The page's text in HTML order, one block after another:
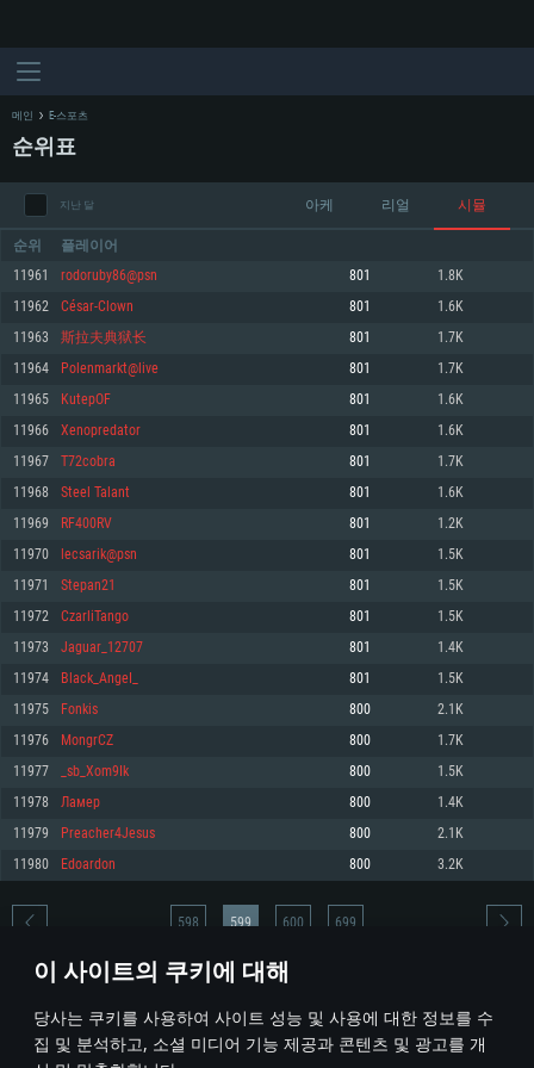
이 사이트의 쿠키에 대해
당사는 쿠키를 사용하여 사이트 성능 및 사용에 대한 정보를 수
집 및 분석하고, 소셜 미디어 기능 제공과 콘텐츠 및 광고를 개
시스템 요구사항
PC
최소사양
운영체제: Windows 10 (64 bit)
프로세서: 2.2 GHz 듀얼코어 이상
메모리: 4GB
그래픽 카드: DirectX 11 이상을 지원하는 AMD Radeon 77XX / NVIDIA
GeForce GT 660. 최소 사양 해상도: 720p
네트워크: 브로드밴드 인터넷
여유 저장 공간: 22.1 GB (최소 클라이언트)
권장 사양
570 혹은 그 이상
여유 저장 공간: 62.2 GB (전체 클라이언트)
최소사양
운영체제: Mac OS Big Sur 11.0
프로세서: 최소 2.2 GHz의 Core i5 (Intel Xeon 은 지원하지 않습니다)
메모리: 6 GB
그래픽 카드: Metal 을 지원하는 Intel Iris Pro 5200 (Mac), 혹은 이와 비슷한 성
능을 가지는 Mac 버전의 AMD/Nvidia. 최소 해상도: 720p
네트워크: 브로드밴드 인터넷
여유 저장 공간: 22.1 GB (최소 클라이언트)
권장 사양
네트워크: 브로드밴드 인터넷
여유 저장 공간: 62.2 GB (전체 클라이언트)
최소사양
운영체제: 64bit Linux 중 최신 버전
프로세서: 2.4 GHz 듀얼코어
메모리: 4 GB
그래픽 카드: Vulkan 을 지원하고, 최신 그래픽 드라이버를 지원하는 NVIDIA
660 (6개월 미만) 혹은 그와 동급의 성능을 가지며 최신 그래픽 드라이버를 지
원하는 AMD (6개월 미만; 최소사양 지원 해상도 720p)
네트워크: 브로드밴드 인터넷
여유 저장 공간: 22.1 GB (최소 클라이언트)
권장 사양
운영체제: Ubuntu 20.04 64bit
프로세서: Intel Core i7
메모리: 16 GB
그래픽 카드: Vulkan 을 지원하고, 최신 그래픽 드라이버를 지원하는 NVIDIA
1060 (6개월 미만) 혹은 그와 동급의 성능을 가지며 최신 그래픽 드라이버를
지원하는 AMD RX 570 (6개월 미만; 최소사양 지원 해상도 720p) 이상
여유 저장 공간: 62.2 GB (전체 클라이언트)
메인 E-스포츠
순위표
지난 달 아케 리얼 시뮬
순위 플레이어
11961 rodoruby86@psn 801 1.8K
11962 César-Clown 801 1.6K
11963 斯拉夫典狱长 801 1.7K
11964 Polenmarkt@live 801 1.7K
11965 KutepOF 801 1.6K
11966 Xenopredator 801 1.6K
11967 T72cobra 801 1.7K
11968 Steel Talant 801 1.6K
11969 RF400RV 801 1.2K
11970 lecsarik@psn 801 1.5K
11971 Stepan21 801 1.5K
11972 CzarliTango 801 1.5K
11973 Jaguar_12707 801 1.4K
11974 Black_AngeI_ 801 1.5K
11975 Fonkis 800 2.1K
11976 MongrCZ 800 1.7K
11977 _sb_Xom9Ik 800 1.5K
11978 Ламер 800 1.4K
11979 Preacher4Jesus 800 2.1K
11980 Edoardon 800 3.2K
* 순위표는 매일 1회 갱신됩니다
598 599 600 699